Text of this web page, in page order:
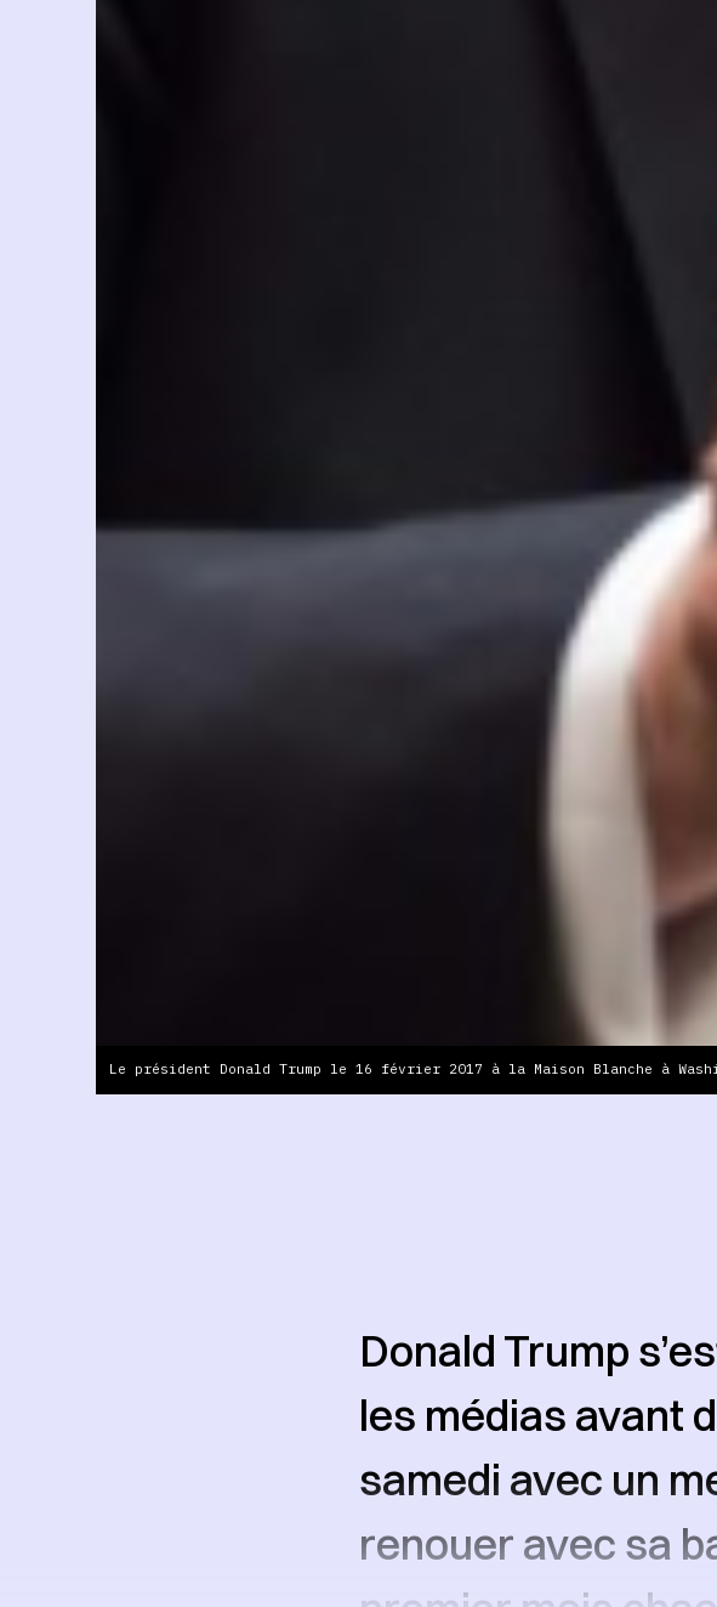
Le président Donald Trump le 16 février 2017 à la Maison Blanche à
Donald Trump
les médias avant
samedi avec un
renouer avec sa